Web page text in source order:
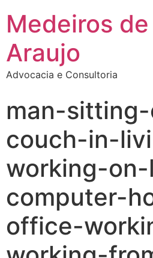
Medeiros de
Araujo
Advocacia e Consultoria
man-
couch-in-
working-
computer-
office-